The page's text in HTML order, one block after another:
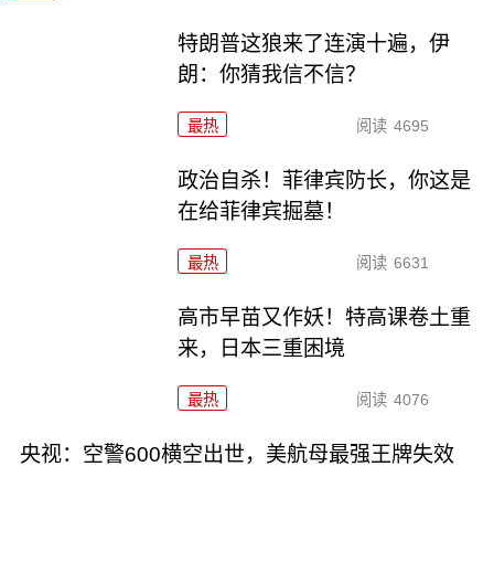
特朗普这狼来了连演十遍，伊
朗：你猜我信不信？
最热 阅读 4695
政治自杀！菲律宾防长，你这是
在给菲律宾掘墓！
最热 阅读 6631
高市早苗又作妖！特高课卷土重
来，日本三重困境
最热 阅读 4076
央视：空警600横空出世，美航母最强王牌失效